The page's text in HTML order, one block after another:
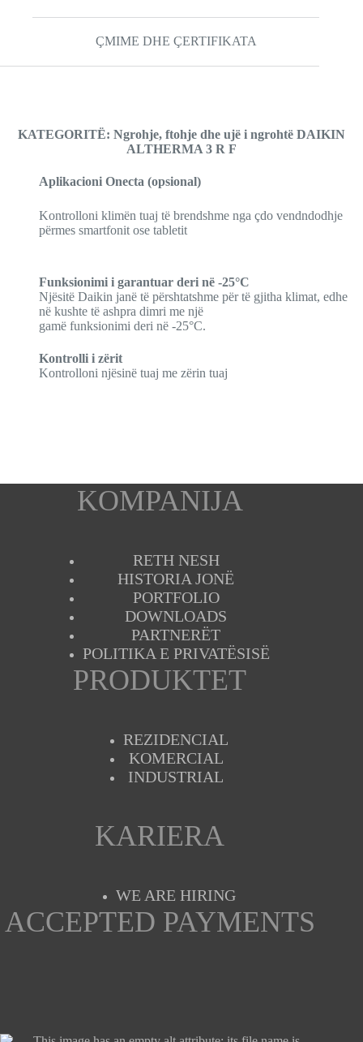
ÇMIME DHE ÇERTIFIKATA
KATEGORITË: Ngrohje, ftohje dhe ujë i ngrohtë DAIKIN
ALTHERMA 3 R F
Aplikacioni Onecta (opsional)
Kontrolloni klimën tuaj të brendshme nga çdo vendndodhje
përmes smartfonit ose tabletit
Funksionimi i garantuar deri në -25°C
Njësitë Daikin janë të përshtatshme për të gjitha klimat, edhe
në kushte të ashpra dimri me një
gamë funksionimi deri në -25°C.
Kontrolli i zërit
Kontrolloni njësinë tuaj me zërin tuaj
KOMPANIJA
RETH NESH
HISTORIA JONË
PORTFOLIO
DOWNLOADS
PARTNERËT
POLITIKA E PRIVATËSISË
PRODUKTET
REZIDENCIAL
KOMERCIAL
INDUSTRIAL
KARIERA
WE ARE HIRING
ACCEPTED PAYMENTS